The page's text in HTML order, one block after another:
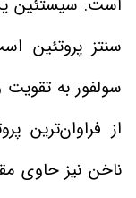
است. سیستئین
سنتز پروتئین‌
سولفور به
از فراوان‌ترین
ناخن نیز حاوی